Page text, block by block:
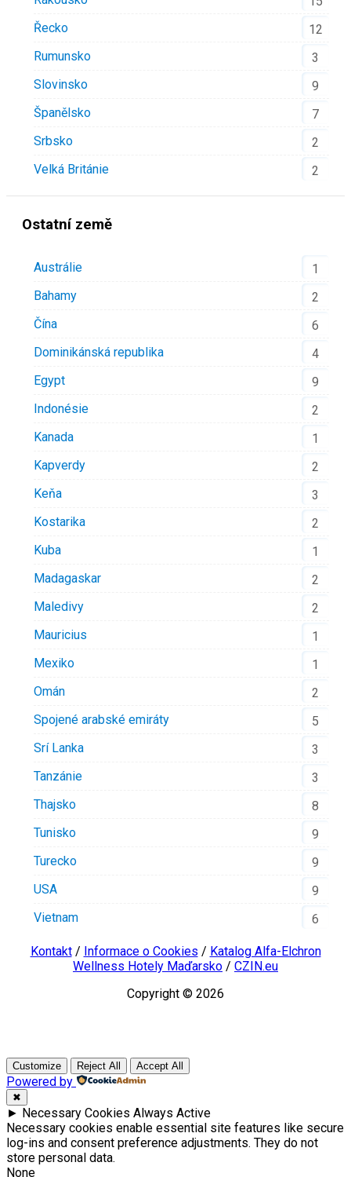
Řecko
12
Rumunsko
3
Slovinsko
9
Španělsko
7
Srbsko
2
Velká Británie
2
Ostatní země
Austrálie
1
Bahamy
2
Čína
6
Dominikánská republika
4
Egypt
9
Indonésie
2
Kanada
1
Kapverdy
2
Keňa
3
Kostarika
2
Kuba
1
Madagaskar
2
Maledivy
2
Mauricius
1
Mexiko
1
Omán
2
Spojené arabské emiráty
5
Srí Lanka
3
Tanzánie
3
Thajsko
8
Tunisko
9
Turecko
9
USA
9
Vietnam
6
Kontakt/ Informace o Cookies / Katalog Alfa-Elchron
Wellness Hotely Maďarsko / CZIN.eu
Copyright © 2026
Customize Reject All Accept All
Powered by
✖
► Necessary Cookies Always Active
Necessary cookies enable essential site features like secure
log-ins and consent preference adjustments. They do not
store personal data.
None